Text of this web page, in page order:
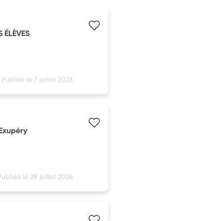
ÉLÈVES
Publiée le 7 juillet 2026
le 28 juillet 2026